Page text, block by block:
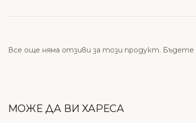
Все още няма отзиви за този продукт.
МОЖЕ ДА ВИ ХАРЕСА